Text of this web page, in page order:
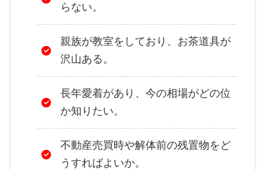
らない。
親族が教室をしており、お茶道具が
沢山ある。
長年愛着があり、今の相場がどの位
か知りたい。
不動産売買時や解体前の残置物をど
うすればよいか。